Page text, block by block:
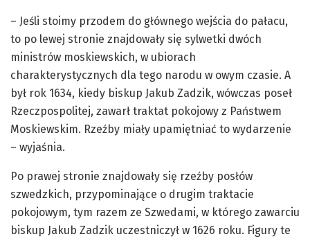
– Jeśli stoimy przodem do głównego wejścia do pałacu,
to po lewej stronie znajdowały się sylwetki dwóch
ministrów moskiewskich, w ubiorach
charakterystycznych dla tego narodu w owym czasie. A
był rok 1634, kiedy biskup Jakub Zadzik, wówczas poseł
Rzeczpospolitej, zawarł traktat pokojowy z Państwem
Moskiewskim. Rzeźby miały upamiętniać to wydarzenie
– wyjaśnia.
Po prawej stronie znajdowały się rzeźby posłów
szwedzkich, przypominające o drugim traktacie
pokojowym, tym razem ze Szwedami, w którego zawarciu
biskup Jakub Zadzik uczestniczył w 1626 roku. Figury te